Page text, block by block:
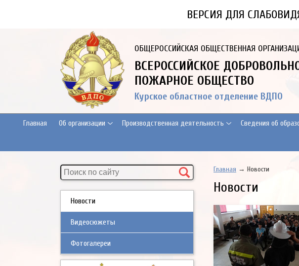
ВЕРСИЯ ДЛЯ
ОБЩЕРОССИЙСКАЯ ОБЩЕСТВЕННАЯ
ВСЕРОССИЙСКОЕ
ПОЖАРНОЕ ОБЩЕСТВО
Курское областное отделение ВДПО
Главная Об организации Производственная деятельность Сведения об
Новости
Видеосюжеты
Фотогалереи
Главная → Новости
Новости